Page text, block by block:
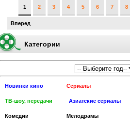
1 2 3 4 5 6 7 8
Вперед
Категории
Новинки кино Сериалы
ТВ-шоу, передачи Азиатские сериалы
Комедии Мелодрамы